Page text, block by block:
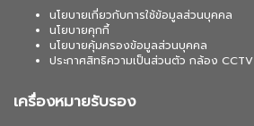
นโยบายเกี่ยวกับการใช้ข้อมูลส่วนบุคคล
นโยบายคุกกี้
นโยบายคุ้มครองข้อมูลส่วนบุคคล
ประกาศสิทธิความเป็นส่วนตัว กล้อง CCTV
เครื่องหมายรับรอง